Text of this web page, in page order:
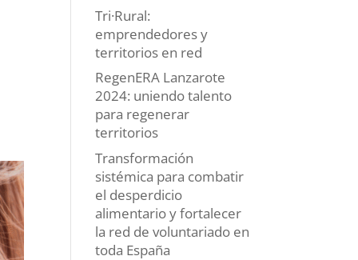
Tri·Rural:
emprendedores y
territorios en red
RegenERA Lanzarote
2024: uniendo talento
para regenerar
territorios
Transformación
sistémica para combatir
el desperdicio
alimentario y fortalecer
la red de voluntariado en
toda España